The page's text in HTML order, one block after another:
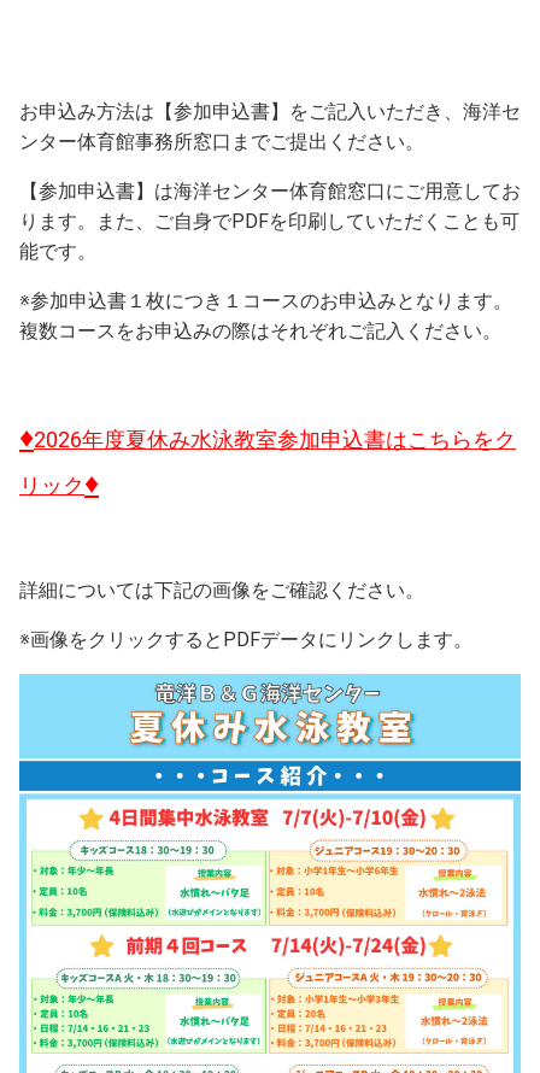
お申込み方法は【参加申込書】をご記入いただき、海洋セ
ンター体育館事務所窓口までご提出ください。
【参加申込書】は海洋センター体育館窓口にご用意してお
ります。また、ご自身でPDFを印刷していただくことも可
能です。
※参加申込書１枚につき１コースのお申込みとなります。
複数コースをお申込みの際はそれぞれご記入ください。
♦2026年度夏休み水泳教室参加申込書はこちらをク
リック♦
詳細については下記の画像をご確認ください。
※画像をクリックするとPDFデータにリンクします。